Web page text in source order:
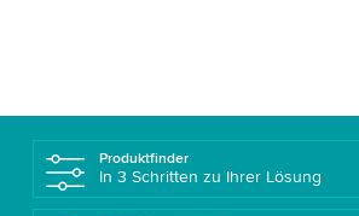
Produktfinder
In 3 Schritten zu Ihrer Lösung